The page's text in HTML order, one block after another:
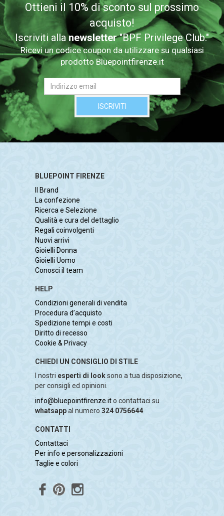
Ottieni il 10% di sconto sul prossimo
acquisto!
Iscriviti allanewsletter"BPF Privilege Club."
Ricevi un codice coupon da utilizzare su qualsiasi
prodotto Bluepointfirenze.it
BLUEPOINT FIRENZE
Il Brand
La confezione
Ricerca e Selezione
Qualità e cura del dettaglio
Regali coinvolgenti
Nuovi arrivi
Gioielli Donna
Gioielli Uomo
Conosci il team
HELP
Condizioni generali di vendita
Procedura d’acquisto
Spedizione tempi e costi
Diritto di recesso
Cookie & Privacy
CHIEDI UN CONSIGLIO DI STILE
I nostri esperti di looksono a tua disposizione,
per consigli ed opinioni.
info@bluepointfirenze.ito contattaci su
whatsappal numero 324 0756644
CONTATTI
Contattaci
Per info e personalizzazioni
Taglie e colori